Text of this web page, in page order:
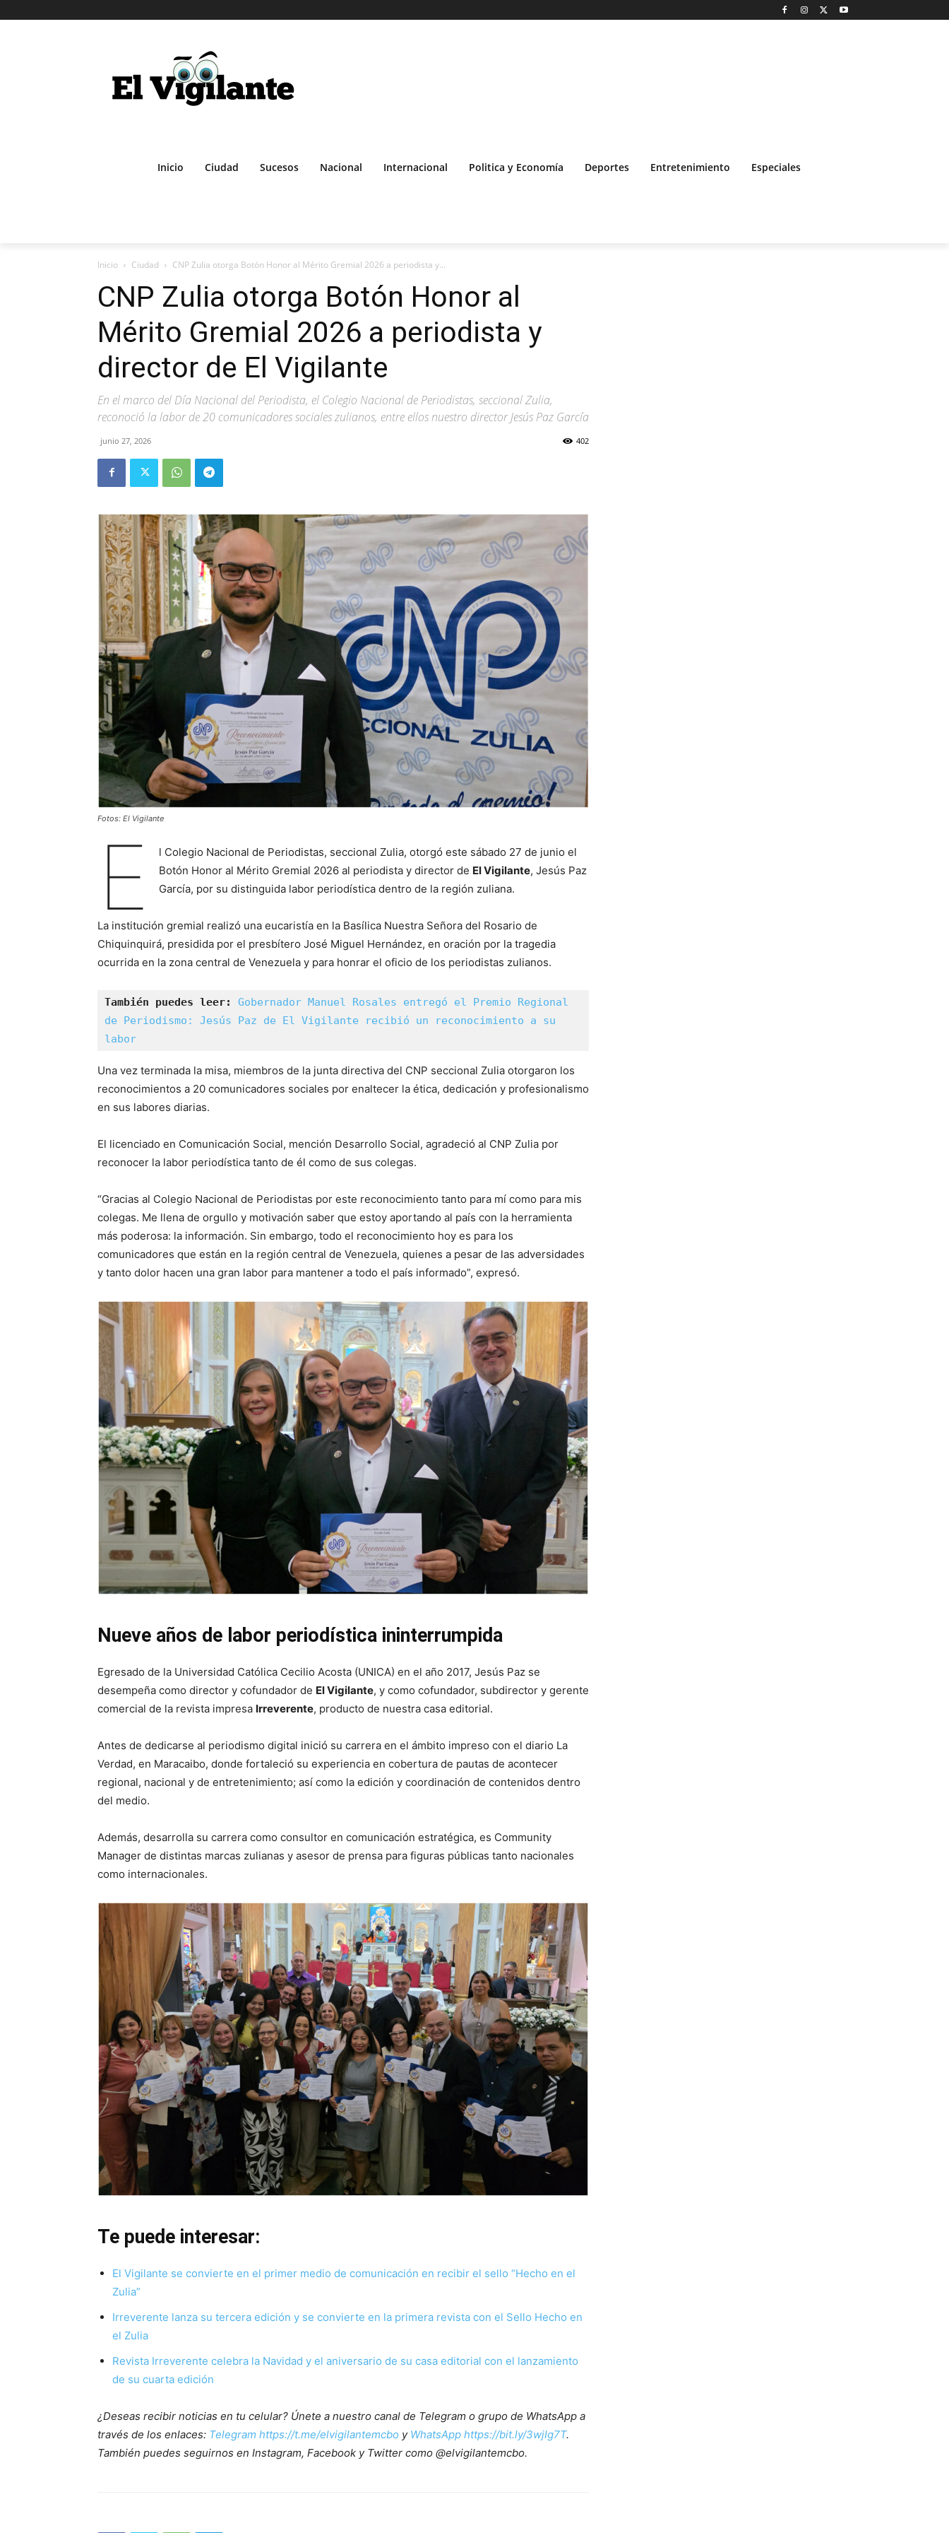
Inicio Ciudad Sucesos Nacional Internacional Politica y Economía Deportes Entretenimiento Especiales
Inicio Ciudad CNP Zulia otorga Botón Honor al Mérito Gremial 2026 a periodista y...
CNP Zulia otorga Botón Honor al
Mérito Gremial 2026 a periodista y
director de El Vigilante
En el marco del Día Nacional del Periodista, el Colegio Nacional de Periodistas, seccional Zulia,
reconoció la labor de 20 comunicadores sociales zulianos, entre ellos nuestro director Jesús Paz García
junio 27, 2026 402
Fotos: El Vigilante
E
l Colegio Nacional de Periodistas, seccional Zulia, otorgó este sábado 27 de junio el
Botón Honor al Mérito Gremial 2026 al periodista y director de El Vigilante, Jesús Paz
García, por su distinguida labor periodística dentro de la región zuliana.
La institución gremial realizó una eucaristía en la Basílica Nuestra Señora del Rosario de
Chiquinquirá, presidida por el presbítero José Miguel Hernández, en oración por la tragedia
ocurrida en la zona central de Venezuela y para honrar el oficio de los periodistas zulianos.
También puedes leer:
Gobernador Manuel Rosales entregó el Premio Regional
de Periodismo: Jesús Paz de El Vigilante recibió un reconocimiento a su
labor
Una vez terminada la misa, miembros de la junta directiva del CNP seccional Zulia otorgaron los
reconocimientos a 20 comunicadores sociales por enaltecer la ética, dedicación y profesionalismo
en sus labores diarias.
El licenciado en Comunicación Social, mención Desarrollo Social, agradeció al CNP Zulia por
reconocer la labor periodística tanto de él como de sus colegas.
“Gracias al Colegio Nacional de Periodistas por este reconocimiento tanto para mí como para mis
colegas. Me llena de orgullo y motivación saber que estoy aportando al país con la herramienta
más poderosa: la información. Sin embargo, todo el reconocimiento hoy es para los
comunicadores que están en la región central de Venezuela, quienes a pesar de las adversidades
y tanto dolor hacen una gran labor para mantener a todo el país informado”, expresó.
Nueve años de labor periodística ininterrumpida
Egresado de la Universidad Católica Cecilio Acosta (UNICA) en el año 2017, Jesús Paz se
desempeña como director y cofundador de El Vigilante, y como cofundador, subdirector y gerente
comercial de la revista impresa Irreverente, producto de nuestra casa editorial.
Antes de dedicarse al periodismo digital inició su carrera en el ámbito impreso con el diario La
Verdad, en Maracaibo, donde fortaleció su experiencia en cobertura de pautas de acontecer
regional, nacional y de entretenimiento; así como la edición y coordinación de contenidos dentro
del medio.
Además, desarrolla su carrera como consultor en comunicación estratégica, es Community
Manager de distintas marcas zulianas y asesor de prensa para figuras públicas tanto nacionales
como internacionales.
Te puede interesar:
El Vigilante se convierte en el primer medio de comunicación en recibir el sello “Hecho en el
Zulia”
Irreverente lanza su tercera edición y se convierte en la primera revista con el Sello Hecho en
el Zulia
Revista Irreverente celebra la Navidad y el aniversario de su casa editorial con el lanzamiento
de su cuarta edición
¿Deseas recibir noticias en tu celular? Únete a nuestro canal de Telegram o grupo de WhatsApp a
través de los enlaces: Telegram https://t.me/elvigilantemcbo y WhatsApp https://bit.ly/3wjIg7T.
También puedes seguirnos en Instagram, Facebook y Twitter como @elvigilantemcbo.